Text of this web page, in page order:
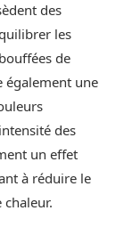
des
les
de
également une
des
un effet
à réduire le